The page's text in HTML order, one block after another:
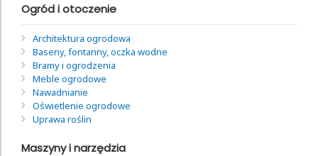
Ogród i otoczenie
Architektura ogrodowa
Baseny, fontanny, oczka wodne
Bramy i ogrodzenia
Meble ogrodowe
Nawadnianie
Oświetlenie ogrodowe
Uprawa roślin
Maszyny i narzędzia